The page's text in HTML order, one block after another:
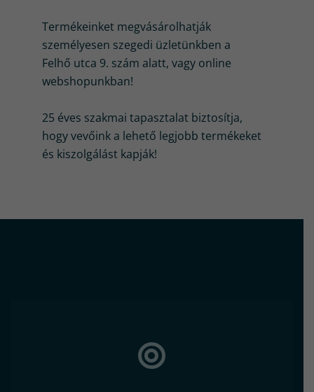
Termékeinket megvásárolhatják
személyesen szegedi üzletünkben a
Felhő utca 9. szám alatt, vagy online
webshopunkban!
25 éves szakmai tapasztalat biztosítja,
hogy vevőink a lehető legjobb termékeket
és kiszolgálást kapják!